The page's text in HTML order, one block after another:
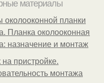
материалы
околооконной планки
Планка околооконная
назначение и монтаж
на пристройке.
монтажа